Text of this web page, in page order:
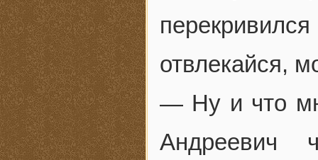
отвлекайся,
— Ну и что
Андреевич